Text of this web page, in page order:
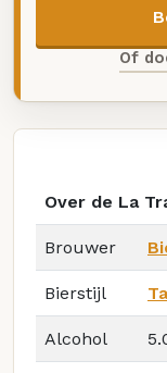
Of
Over de La
Brouwer
Bierstijl
Alcohol